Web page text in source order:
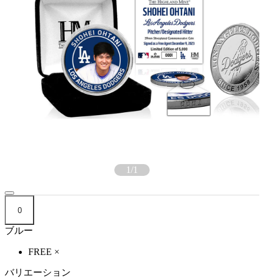
1/1
0
ブルー
FREE ×
バリエーション